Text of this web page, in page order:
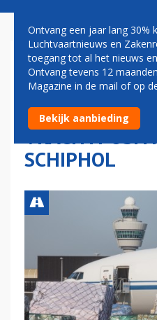
PLEIT ROND
VOOR BEHOUD
SCHIPHOL
Ontvang een jaar lang 30%
Luchtvaartnieuws en
toegang tot al het nieuws
Ontvang tevens 12
Magazine in de mail of op
Bekijk aanbieding